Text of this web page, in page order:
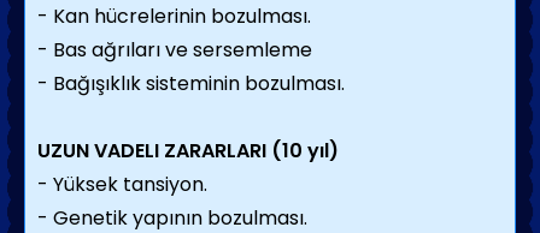
- Kan hücrelerinin bozulması.
- Bas ağrıları ve sersemleme
- Bağışıklık sisteminin bozulması.
UZUN VADELI ZARARLARI (10 yıl)
- Yüksek tansiyon.
- Genetik yapının bozulması.